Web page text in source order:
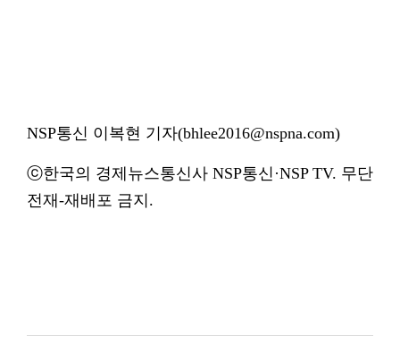
NSP통신 이복현 기자(bhlee2016@nspna.com)
ⓒ한국의 경제뉴스통신사 NSP통신·NSP TV. 무단
전재-재배포 금지.